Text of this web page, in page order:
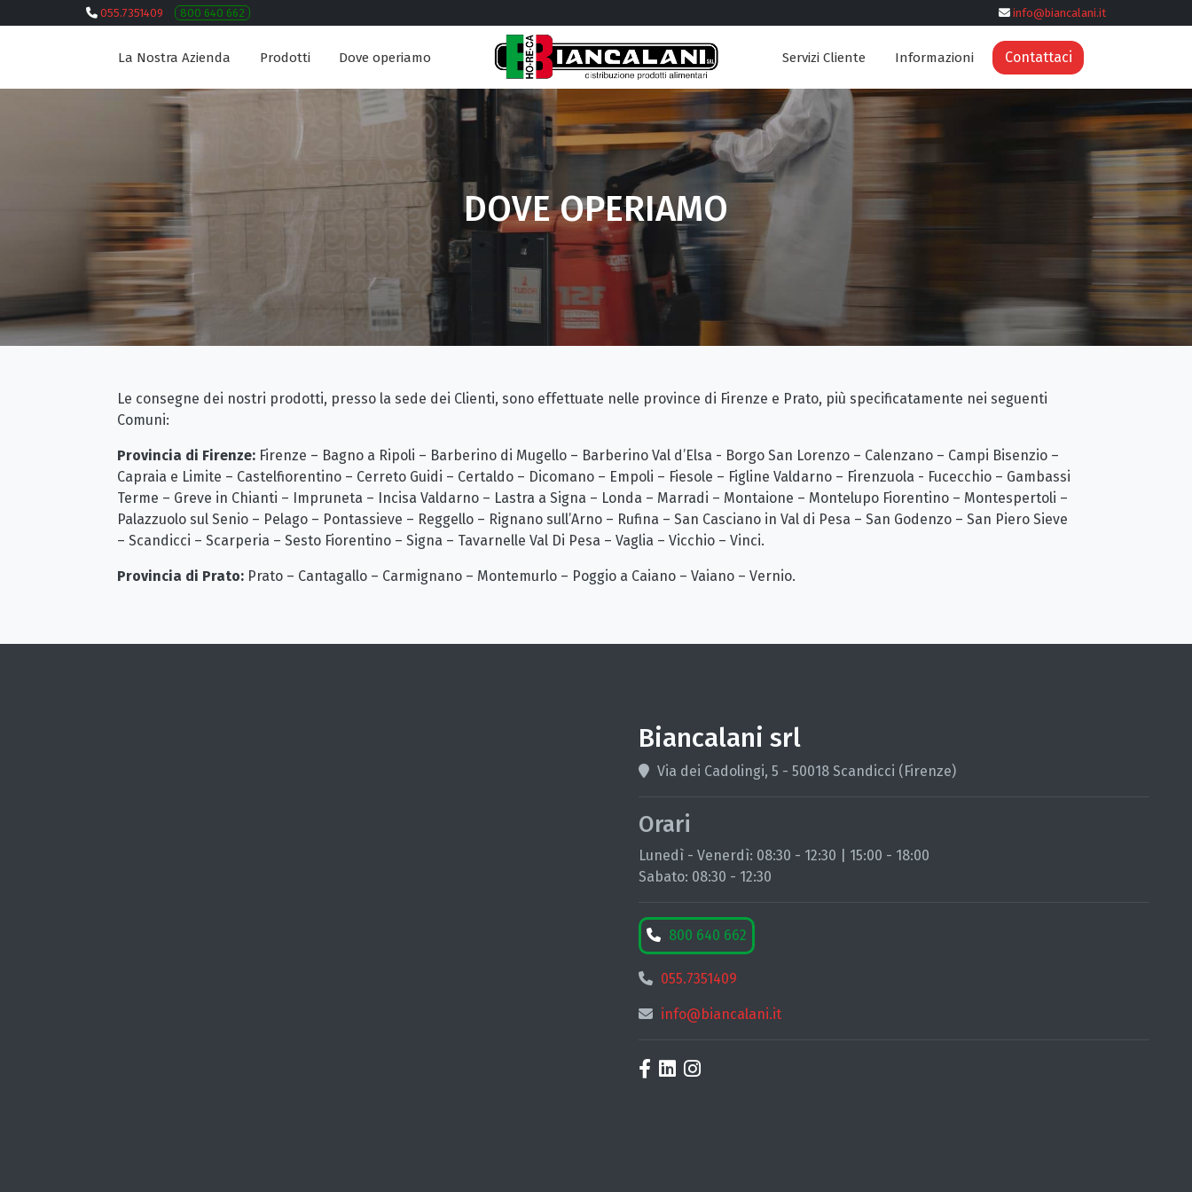
055.7351409 800 640 662 info@biancalani.it
La Nostra Azienda Prodotti Dove operiamo Servizi Cliente Informazioni Contattaci
DOVE OPERIAMO
Le consegne dei nostri prodotti, presso la sede dei Clienti, sono effettuate nelle province di Firenze e Prato, più specificatamente nei seguenti
Comuni:
Provincia di Firenze: Firenze – Bagno a Ripoli – Barberino di Mugello – Barberino Val d’Elsa - Borgo San Lorenzo – Calenzano – Campi Bisenzio –
Capraia e Limite – Castelfiorentino – Cerreto Guidi – Certaldo – Dicomano – Empoli – Fiesole – Figline Valdarno – Firenzuola - Fucecchio – Gambassi
Terme – Greve in Chianti – Impruneta – Incisa Valdarno – Lastra a Signa – Londa – Marradi – Montaione – Montelupo Fiorentino – Montespertoli –
Palazzuolo sul Senio – Pelago – Pontassieve – Reggello – Rignano sull’Arno – Rufina – San Casciano in Val di Pesa – San Godenzo – San Piero Sieve
– Scandicci – Scarperia – Sesto Fiorentino – Signa – Tavarnelle Val Di Pesa – Vaglia – Vicchio – Vinci.
Provincia di Prato: Prato – Cantagallo – Carmignano – Montemurlo – Poggio a Caiano – Vaiano – Vernio.
Biancalani srl
Via dei Cadolingi, 5 - 50018 Scandicci (Firenze)
Orari
Lunedì - Venerdì: 08:30 - 12:30 | 15:00 - 18:00
Sabato: 08:30 - 12:30
800 640 662
055.7351409
info@biancalani.it